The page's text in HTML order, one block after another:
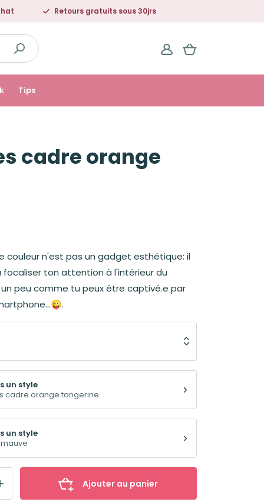
Retours gratuits sous 30jrs
Tips
cadre orange
couleur n'est pas un gadget esthétique: il
focaliser ton attention à l'intérieur du
peu comme tu peux être captivé.e par
un style
cadre orange tangerine
un style
Ajouter au panier